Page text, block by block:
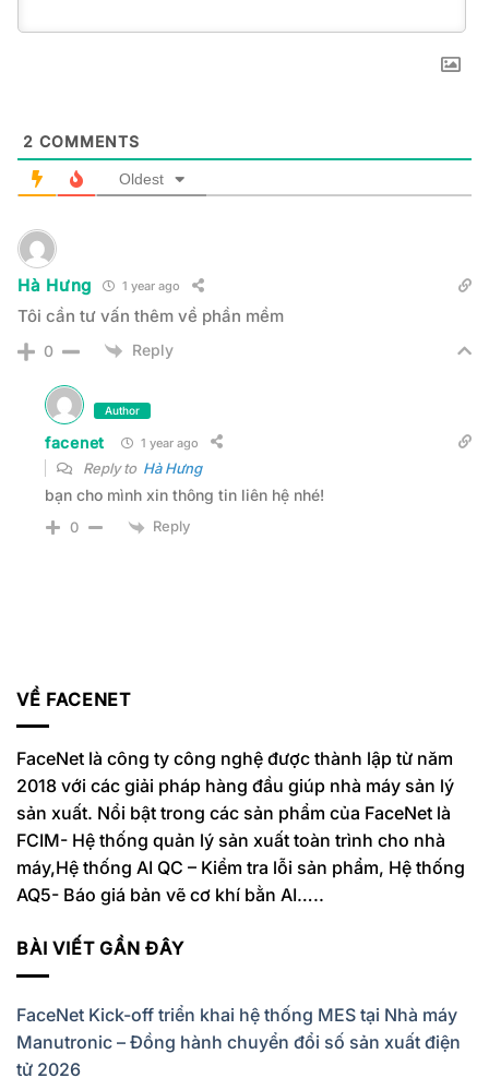
2 COMMENTS
Oldest
Hà Hưng 1 year ago
Tôi cần tư vấn thêm về phần mềm
0 Reply
Author
facenet 1 year ago
Reply to Hà Hưng
bạn cho mình xin thông tin liên hệ nhé!
0 Reply
VỀ FACENET
FaceNet là công ty công nghệ được thành lập từ năm
2018 với các giải pháp hàng đầu giúp nhà máy sản lý
sản xuất. Nổi bật trong các sản phẩm của FaceNet là
FCIM- Hệ thống quản lý sản xuất toàn trình cho nhà
máy,Hệ thống AI QC – Kiểm tra lỗi sản phẩm, Hệ thống
AQ5- Báo giá bản vẽ cơ khí bằn AI…..
BÀI VIẾT GẦN ĐÂY
FaceNet Kick-off triển khai hệ thống MES tại Nhà máy
Manutronic – Đồng hành chuyển đổi số sản xuất điện
tử 2026